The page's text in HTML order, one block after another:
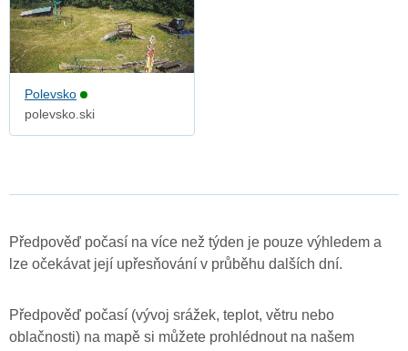
Polevsko
polevsko.ski
Předpověď počasí na více než týden je pouze výhledem a
lze očekávat její upřesňování v průběhu dalších dní.
Předpověď počasí (vývoj srážek, teplot, větru nebo
oblačnosti) na mapě si můžete prohlédnout na našem